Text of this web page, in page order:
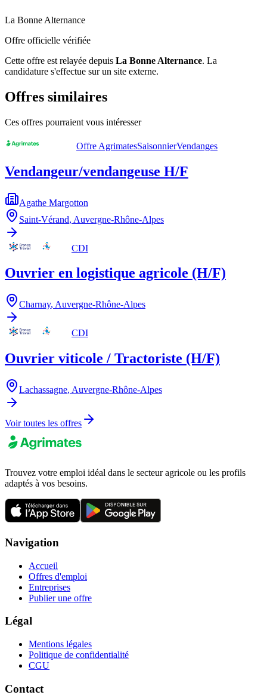
La Bonne Alternance
Offre officielle vérifiée
Cette offre est relayée depuis La Bonne Alternance. La
candidature s'effectue sur un site externe.
Offres similaires
Ces offres pourraient vous intéresser
Offre AgrimatesSaisonnierVendanges
Vendangeur/vendangeuse H/F
Agathe Margotton
Saint-Vérand, Auvergne-Rhône-Alpes
CDI
Ouvrier en logistique agricole (H/F)
Charnay, Auvergne-Rhône-Alpes
CDI
Ouvrier viticole / Tractoriste (H/F)
Lachassagne, Auvergne-Rhône-Alpes
Voir toutes les offres
Trouvez votre emploi idéal dans le secteur agricole ou les profils
adaptés à vos besoins.
Navigation
Accueil
Offres d'emploi
Entreprises
Publier une offre
Légal
Mentions légales
Politique de confidentialité
CGU
Contact